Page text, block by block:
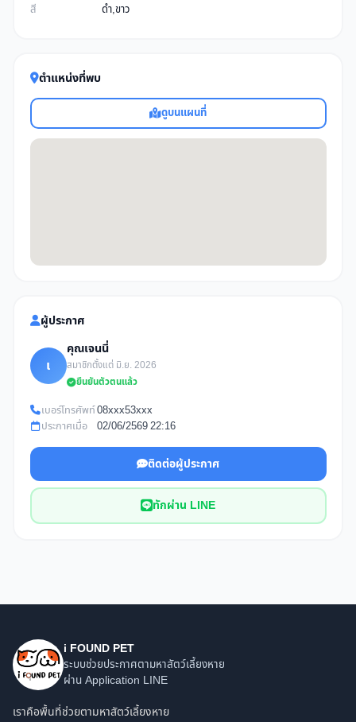
สี
ดำ,ขาว
ตำแหน่งที่พบ
ดูบนแผนที่
ผู้ประกาศ
เ
คุณเจนนี่
สมาชิกตั้งแต่ มิ.ย. 2026
ยืนยันตัวตนแล้ว
เบอร์โทรศัพท์08xxx53xxx
ประกาศเมื่อ
02/06/2569 22:16
ติดต่อผู้ประกาศ
ทักผ่าน LINE
i FOUND PET
ระบบช่วยประกาศตามหาสัตว์เลี้ยงหาย
ผ่าน Application LINE
เราคือพื้นที่ช่วยตามหาสัตว์เลี้ยงหาย